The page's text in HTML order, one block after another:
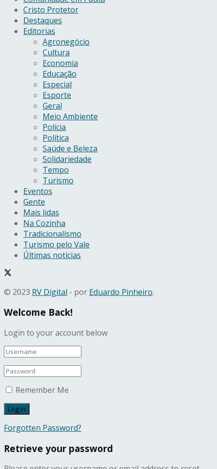
Cristo Protetor
Destaques
Editorias
Agronegócio
Cultura
Economia
Educação
Especial
Esporte
Geral
Meio Ambiente
Polícia
Política
Saúde e Beleza
Solidariedade
Tempo
Turismo
Eventos
Gente
Mais lidas
Na Cozinha
Tradicionalismo
Turismo pelo Vale
Últimas notícias
© 2023 RV Digital - por Eduardo Pinheiro.
Welcome Back!
Login to your account below
Remember Me
Forgotten Password?
Retrieve your password